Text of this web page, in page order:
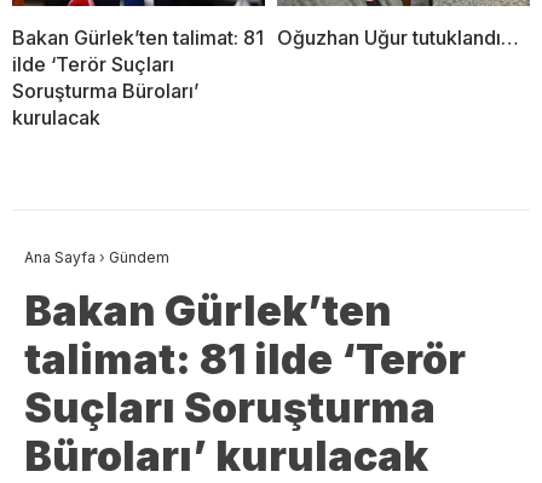
Bakan Gürlek’ten talimat: 81
ilde ‘Terör Suçları
Soruşturma Büroları’
kurulacak
Oğuzhan Uğur tutuklandı…
Ana Sayfa › Gündem
Bakan Gürlek’ten
talimat: 81 ilde ‘Terör
Suçları Soruşturma
Büroları’ kurulacak